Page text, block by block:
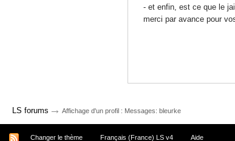
- et enfin, est ce que le
merci par avance pour
LS forums → Affichage d'un profil : Messages: bleurke
Changer le thème Français (France) LS v4 Aide